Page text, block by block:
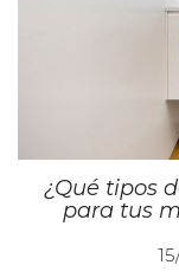
¿Qué tipos
para tus
P